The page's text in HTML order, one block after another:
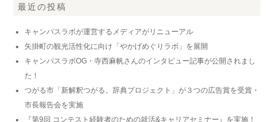
最近の投稿
キャンパスラボが運営するメディアがリニューアル
矢掛町の観光活性化に向け「やかげめぐりラボ」を展開
キャンパスラボOG・寺西麻帆さんのインタビュー記事が公開されまし
た！
つがる市「新解釈つがる。辞典プロジェクト」が３つの広告賞を受賞・
市長報告会を実施
『第9回 コンテスト経験者のための就活&キャリアセミナー』を実施！